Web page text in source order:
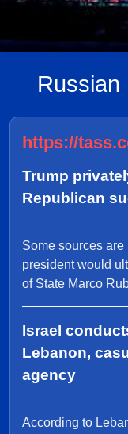
Russian
https://
Trump
Republican
Some sources
president would
of State Marco
Israel
Lebanon,
agency
According to